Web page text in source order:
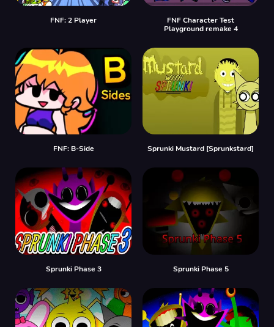
FNF: 2 Player
FNF Character Test
Playground remake 4
FNF: B-Side Sprunki Mustard [Sprunkstard]
Sprunki Phase 3 Sprunki Phase 5